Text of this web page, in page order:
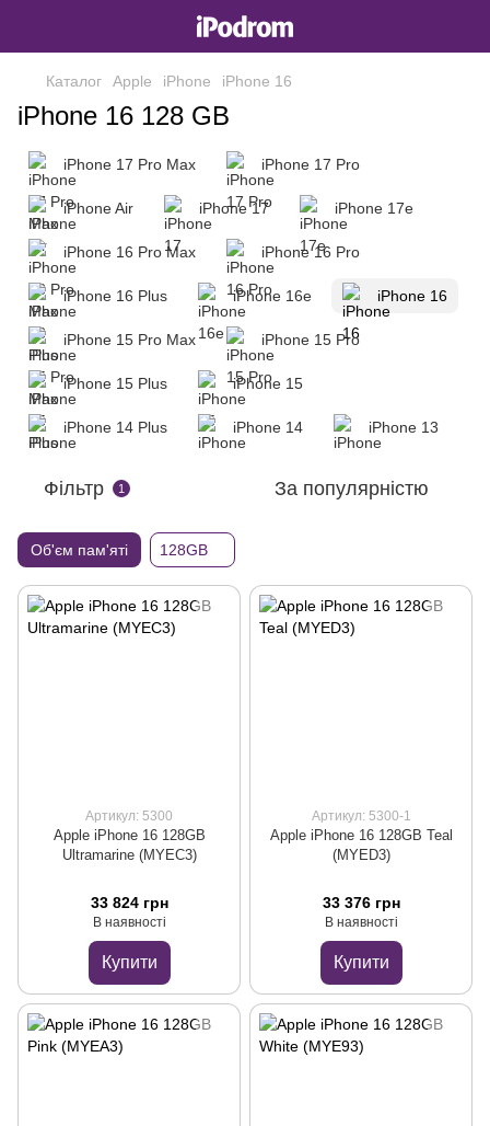
Каталог Apple iPhone iPhone 16
iPhone 16 128 GB
iPhone 17 Pro Max iPhone 17 Pro
iPhone Air iPhone 17 iPhone 17e
iPhone 16 Pro Max iPhone 16 Pro
iPhone 16 Plus iPhone 16e iPhone 16
iPhone 15 Pro Max iPhone 15 Pro
iPhone 15 Plus iPhone 15
iPhone 14 Plus iPhone 14 iPhone 13
Фільтр 1 За популярністю
Об'єм пам'яті 128GB
Артикул: 5300
Apple iPhone 16 128GB
Ultramarine (MYEC3)
33 824 грн
В наявності
Купити
Артикул: 5300-1
Apple iPhone 16 128GB Teal
(MYED3)
33 376 грн
В наявності
Купити